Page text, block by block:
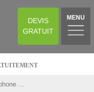
DEVIS
GRATUIT
MENU